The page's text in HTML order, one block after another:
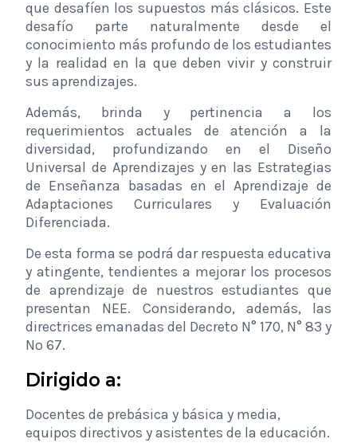
que desafíen los supuestos más clásicos. Este
desafío parte naturalmente desde el
conocimiento más profundo de los estudiantes
y la realidad en la que deben vivir y construir
sus aprendizajes.
Además, brinda y pertinencia a los
requerimientos actuales de atención a la
diversidad, profundizando en el Diseño
Universal de Aprendizajes y en las Estrategias
de Enseñanza basadas en el Aprendizaje de
Adaptaciones Curriculares y Evaluación
Diferenciada.
De esta forma se podrá dar respuesta educativa
y atingente, tendientes a mejorar los procesos
de aprendizaje de nuestros estudiantes que
presentan NEE. Considerando, además, las
directrices emanadas del Decreto N° 170, N° 83 y
Nº 67.
Dirigido a:
Docentes de prebásica y básica y media,
equipos directivos y asistentes de la educación.